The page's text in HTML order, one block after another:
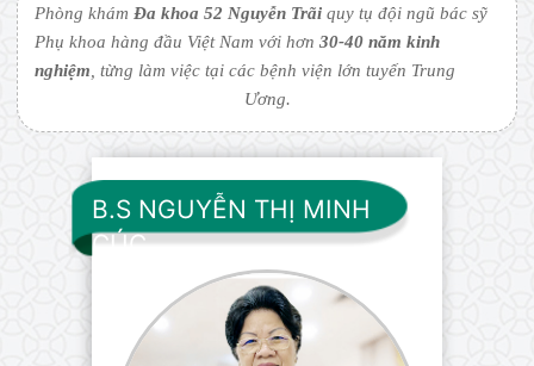
Phòng khámĐa khoa 52 Nguyễn Trãi quy tụ đội ngũ bác sỹ
Phụ khoa hàng đầu Việt Nam với hơn30-40 năm kinh
nghiệm , từng làm việc tại các bệnh viện lớn tuyến Trung
Ương.
B.S NGUYỄN THỊ MINH
CÚC